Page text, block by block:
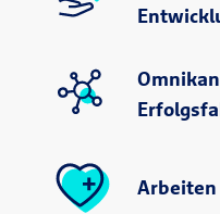
Arbeiten